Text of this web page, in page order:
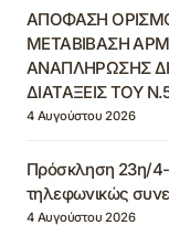
ΑΠΟΦΑΣΗ
ΜΕΤΑΒΙΒΑΣΗ
ΑΝΑΠΛΗΡΩΣΗΣ
ΔΙΑΤΑΞΕΙΣ ΤΟΥ
4 Αυγούστου 2026
Πρόσκληση 23η/4-
τηλεφωνικώς
4 Αυγούστου 2026